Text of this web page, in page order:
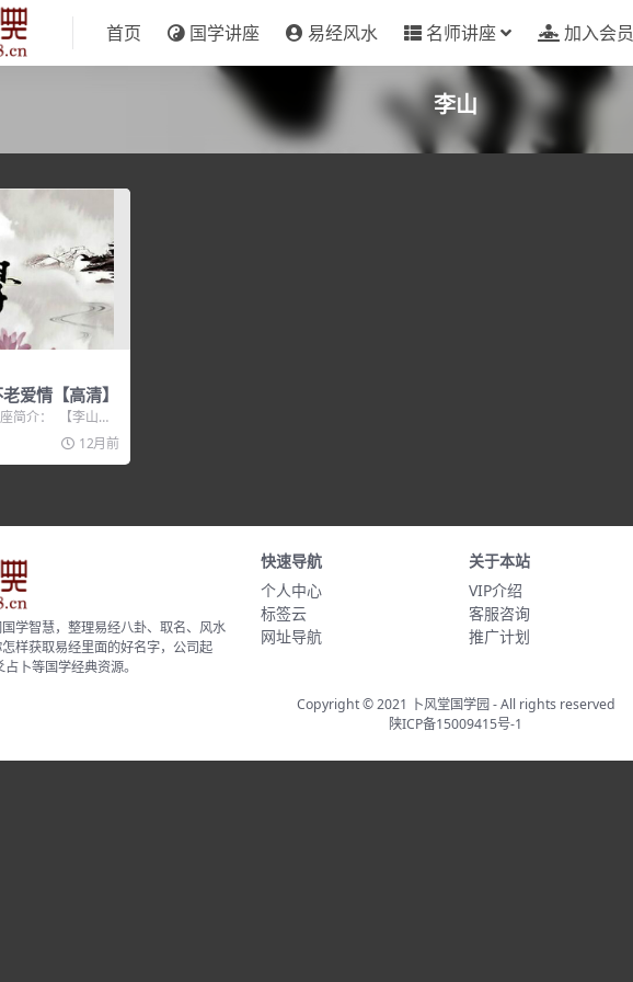
首页 国学讲座 易经风水 名师讲座 加入会员
李山
爱情【高清】
简介： 【李山】
12月前
学智慧，整理易经八卦、取名、风水
样获取易经里面的好名字，公司起
卜等国学经典资源。
快速导航
个人中心
标签云
网址导航
关于本站
VIP介绍
客服咨询
推广计划
Copyright © 2021 卜风堂国学园- All rights reserved
陕ICP备15009415号-1